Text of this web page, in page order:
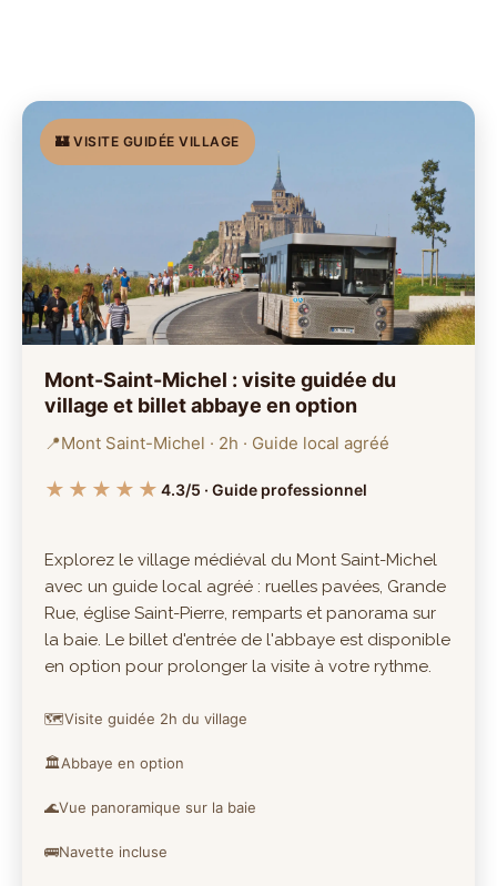
🏰 VISITE GUIDÉE VILLAGE
Mont-Saint-Michel : visite guidée du
village et billet abbaye en option
📍Mont Saint-Michel · 2h · Guide local agréé
★★★★★ 4.3/5 · Guide professionnel
Explorez le village médiéval du Mont Saint-Michel
avec un guide local agréé : ruelles pavées, Grande
Rue, église Saint-Pierre, remparts et panorama sur
la baie. Le billet d'entrée de l'abbaye est disponible
en option pour prolonger la visite à votre rythme.
🗺️Visite guidée 2h du village
🏛️Abbaye en option
🌊Vue panoramique sur la baie
🚌Navette incluse